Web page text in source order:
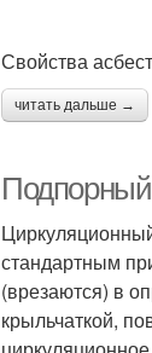
Свойства
читать дальше →
стандартным
(врезаются) в
крыльчаткой,